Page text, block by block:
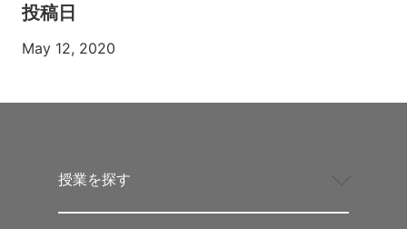
投稿日
May 12, 2020
授業を探す